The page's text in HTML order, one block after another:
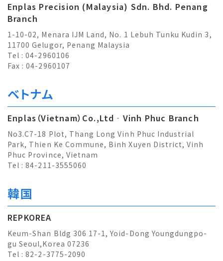
Enplas Precision (Malaysia) Sdn. Bhd. Penang
Branch
1-10-02, Menara IJM Land, No. 1 Lebuh Tunku Kudin 3,
11700 Gelugor, Penang Malaysia
Tel : 04-2960106
Fax : 04-2960107
ベトナム
Enplas（Vietnam）Co.,Ltd‐Vinh Phuc Branch
No3.C7-18 Plot, Thang Long Vinh Phuc Industrial
Park, Thien Ke Commune, Binh Xuyen District, Vinh
Phuc Province, Vietnam
Tel : 84-211-3555060
韓国
REPKOREA
Keum-Shan Bldg 306 17-1, Yoid-Dong Youngdungpo-
gu Seoul,Korea 07236
Tel : 82-2-3775-2090